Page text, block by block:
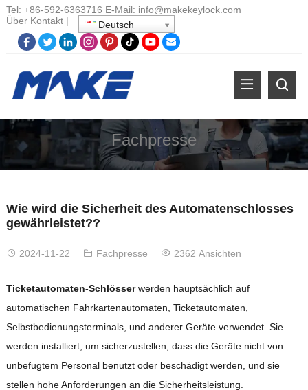
Tel: +86-592-6363716 E-Mail: info@makekeylock.com
Über Kontakt| Deutsch
Fachpresse
Wie wird die Sicherheit des Automatenschlosses
gewährleistet??
2024-11-22 Fachpresse 2362 Ansichten
Ticketautomaten-Schlösserwerden hauptsächlich auf
automatischen Fahrkartenautomaten, Ticketautomaten,
Selbstbedienungsterminals, und anderer Geräte verwendet. Sie
werden installiert, um sicherzustellen, dass die Geräte nicht von
unbefugtem Personal benutzt oder beschädigt werden, und sie
stellen hohe Anforderungen an die Sicherheitsleistung.